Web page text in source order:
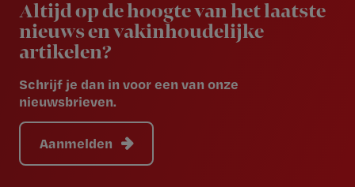
Altijd op de hoogte van het laatste
nieuws en vakinhoudelijke
artikelen?
Schrijf je dan in voor een van onze
nieuwsbrieven.
Aanmelden